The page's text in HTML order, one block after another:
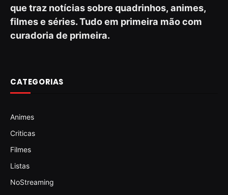
que traz notícias sobre quadrinhos, animes,
filmes e séries. Tudo em primeira mão com
curadoria de primeira.
CATEGORIAS
Animes
Criticas
Filmes
Listas
NoStreaming